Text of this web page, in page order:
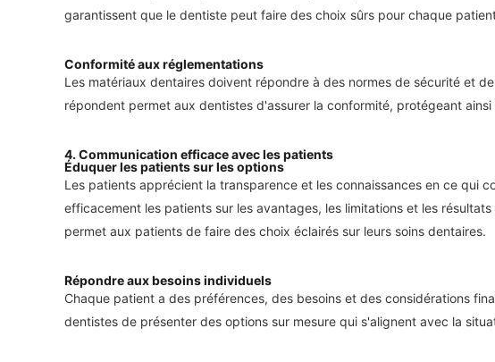
garantissent que le dentiste peut faire des choix sûrs pour chaque
Conformité aux réglementations
Les matériaux dentaires doivent répondre à des normes de sécurité et
répondent permet aux dentistes d'assurer la conformité, protégeant
4. Communication efficace avec les patients
Éduquer les patients sur les options
Les patients apprécient la transparence et les connaissances en ce qui
efficacement les patients sur les avantages, les limitations et les
permet aux patients de faire des choix éclairés sur leurs soins dentaires.
Répondre aux besoins individuels
Chaque patient a des préférences, des besoins et des considérations
dentistes de présenter des options sur mesure qui s'alignent avec la